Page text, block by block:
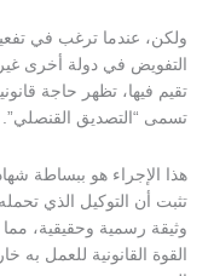
ترغب في تفعيل هذا
في دولة أخرى غير التي
تظهر حاجة قانونية
القنصلي”.
هو ببساطة شهادة دولية
الذي تحمله هو
وحقيقية، مما يمنحه
للعمل به خارج